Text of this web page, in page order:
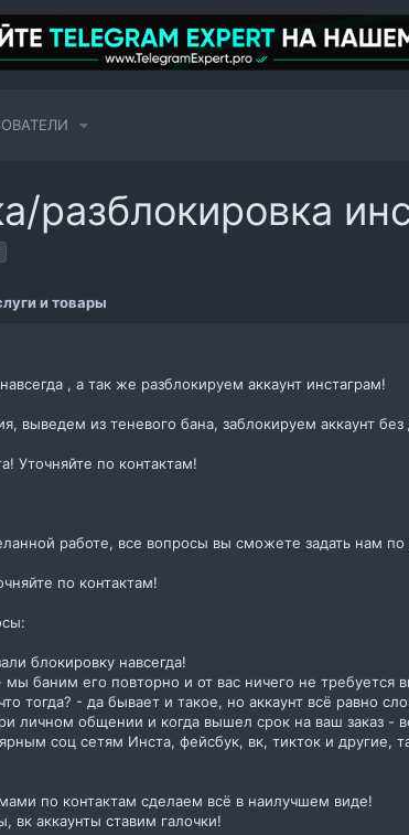
разблокировка
и товары
, а так же разблокируем аккаунт инстаграм!
выведем из теневого бана, заблокируем аккаунт
Уточняйте по контактам!
работе, все вопросы вы сможете задать нам
по контактам!
блокировку навсегда!
баним его повторно и от вас ничего не требуется
тогда? - да бывает и такое, но аккаунт всё равно
личном общении и когда вышел срок на ваш заказ -
соц сетям Инста, фейсбук, вк, тикток и другие,
по контактам сделаем всё в наилучшем виде!
вк аккаунты ставим галочки!